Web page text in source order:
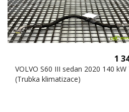
1
VOLVO S60 III sedan 2020 140
(Trubka klimatizace)